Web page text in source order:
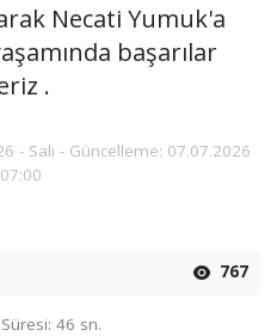
Necati Yumuk'a
başarılar
.
- Salı - Güncelleme: 07.07.2026
767
46 sn.